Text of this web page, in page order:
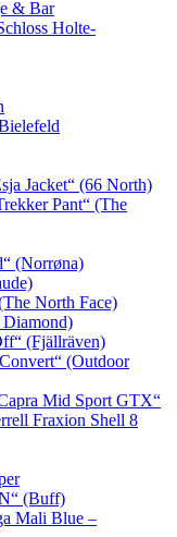
& Bar
Holte-
Jacket“ (66 North)
Pant“ (The
(Norrøna)
North Face)
Diamond)
(Fjällräven)
(Outdoor
Mid Sport GTX“
Fraxion Shell 8
(Buff)
Mali Blue –